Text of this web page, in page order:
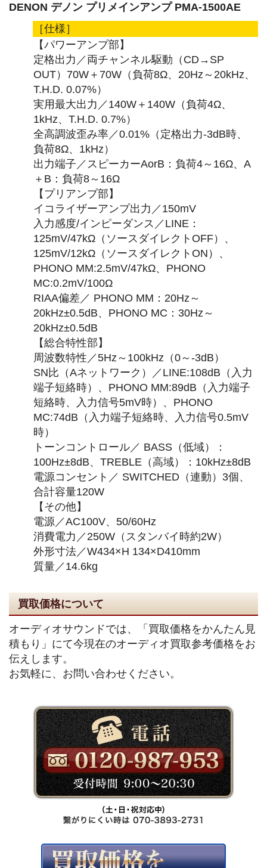
DENON デノン プリメインアンプ PMA-1500AE
［仕様］
【パワーアンプ部】
定格出力／両チャンネル駆動（CD→SP
OUT）70W＋70W（負荷8Ω、20Hz～20kHz、
T.H.D. 0.07%）
実用最大出力／140W＋140W（負荷4Ω、
1kHz、T.H.D. 0.7%）
全高調波歪み率／0.01%（定格出力-3dB時、
負荷8Ω、1kHz）
出力端子／スピーカーAorB：負荷4～16Ω、A
＋B：負荷8～16Ω
【プリアンプ部】
イコライザーアンプ出力／150mV
入力感度/インピーダンス／LINE：
125mV/47kΩ（ソースダイレクトOFF）、
125mV/12kΩ（ソースダイレクトON）、
PHONO MM:2.5mV/47kΩ、PHONO
MC:0.2mV/100Ω
RIAA偏差／ PHONO MM：20Hz～
20kHz±0.5dB、PHONO MC：30Hz～
20kHz±0.5dB
【総合特性部】
周波数特性／5Hz～100kHz（0～-3dB）
SN比（Aネットワーク）／LINE:108dB（入力
端子短絡時）、PHONO MM:89dB（入力端子
短絡時、入力信号5mV時）、PHONO
MC:74dB（入力端子短絡時、入力信号0.5mV
時）
トーンコントロール／ BASS（低域）：
100Hz±8dB、TREBLE（高域）：10kHz±8dB
電源コンセント／ SWITCHED（連動）3個、
合計容量120W
【その他】
電源／AC100V、50/60Hz
消費電力／250W（スタンバイ時約2W）
外形寸法／W434×H 134×D410mm
質量／14.6kg
買取価格について
オーディオサウンドでは、「買取価格をかんたん見
積もり」にて今現在のオーディオ買取参考価格をお
伝えします。
お気軽に、お問い合わせください。